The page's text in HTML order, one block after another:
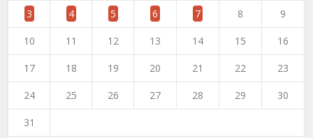
3 4 5 6 7 8 9
10 11 12 13 14 15 16
17 18 19 20 21 22 23
24 25 26 27 28 29 30
31